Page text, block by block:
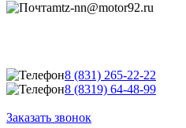
mtz-nn@motor92.ru
8 (831) 265-22-22
8 (8319) 64-48-99
Заказать звонок